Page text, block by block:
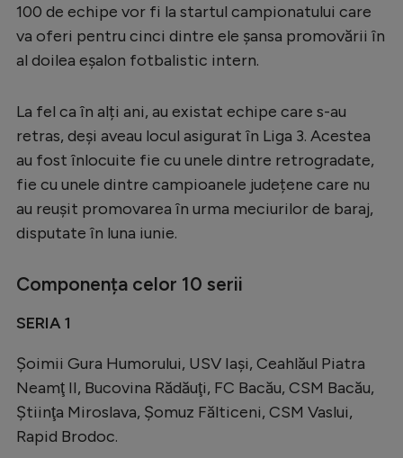
Ligue 1
Campionate
EURO 2024
Stranieri
Clasamente
Tenis
Formula 1
Gimnastică
Auto
100 de echipe vor fi la startul campionatului care
va oferi pentru cinci dintre ele șansa promovării în
al doilea eșalon fotbalistic intern.
La fel ca în alți ani, au existat echipe care s-au
retras, deși aveau locul asigurat în Liga 3. Acestea
au fost înlocuite fie cu unele dintre retrogradate,
fie cu unele dintre campioanele județene care nu
au reușit promovarea în urma meciurilor de baraj,
disputate în luna iunie.
Componența celor 10 serii
SERIA 1
Şoimii Gura Humorului, USV Iaşi, Ceahlăul Piatra
Neamţ II, Bucovina Rădăuţi, FC Bacău, CSM Bacău,
Ştiinţa Miroslava, Şomuz Fălticeni, CSM Vaslui,
Rapid Brodoc.